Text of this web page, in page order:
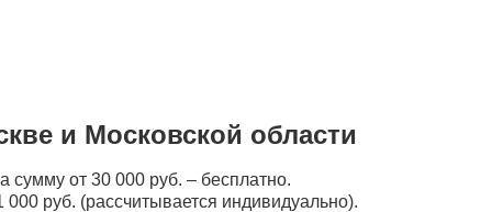
и Московской области
сумму от 30 000 руб. – бесплатно.
руб. (рассчитывается индивидуально).